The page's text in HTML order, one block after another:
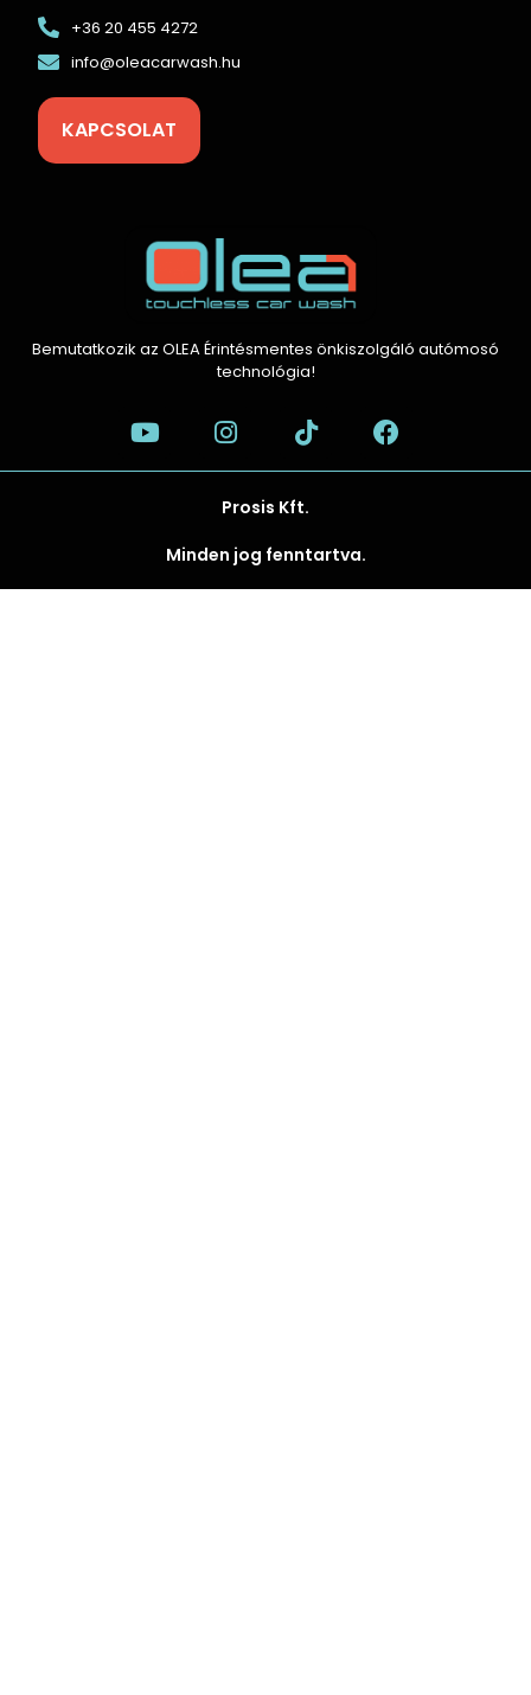
Bemutatkozik az OLEA Érintésmentes önkiszolgáló autómosó
technológia!
+36 20 455 4272
info@oleacarwash.hu
KAPCSOLAT
Minden jog fenntartva.
Prosis Kft.